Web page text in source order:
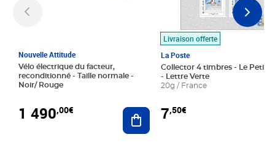
Nouvelle Attitude
Vélo électrique du facteur,
reconditionné - Taille normale -
Noir/ Rouge
1 490,00€ Ajouter au panier
Livraison offerte
La Poste
Collector 4 timbres - Le Petit
- Lettre Verte
20g / France
7,50€